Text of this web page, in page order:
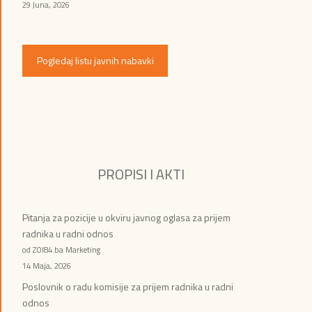
29 Juna, 2026
Pogledaj listu javnih nabavki
PROPISI I AKTI
Pitanja za pozicije u okviru javnog oglasa za prijem
radnika u radni odnos
od ZOI84.ba Marketing
14 Maja, 2026
Poslovnik o radu komisije za prijem radnika u radni
odnos